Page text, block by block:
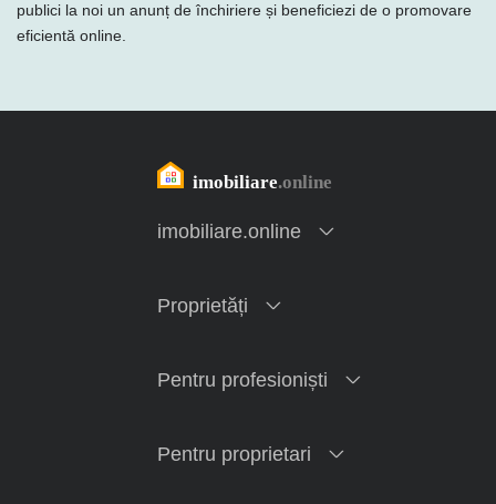
publici la noi un anunț de închiriere și beneficiezi de o promovare
eficientă online.
imobiliare.online
Proprietăți
Pentru profesioniști
Pentru proprietari